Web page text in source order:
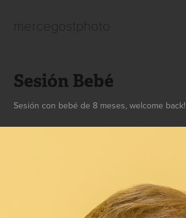
mercegostphoto
Sesión Bebé
Sesión con bebé de 8 meses, welcome back!